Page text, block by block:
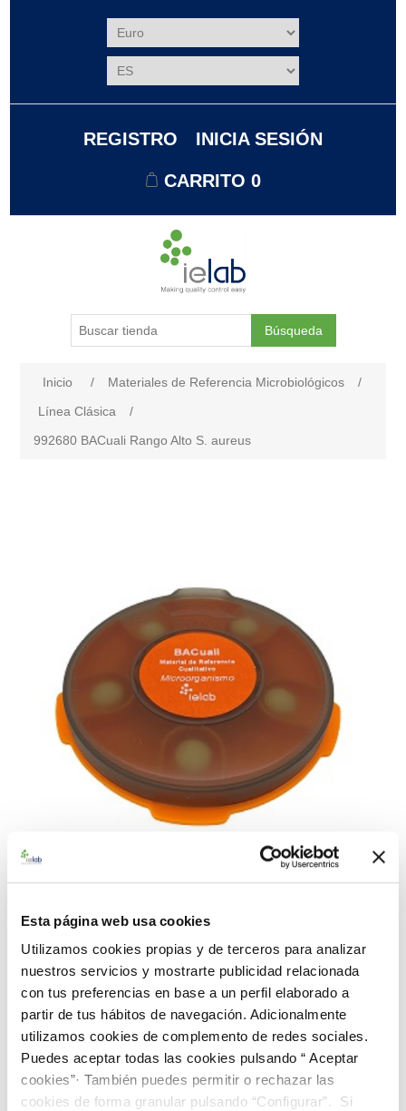
Esta página web usa cookies
Utilizamos cookies propias y de terceros para analizar
nuestros servicios y mostrarte publicidad relacionada
con tus preferencias en base a un perfil elaborado a
partir de tus hábitos de navegación. Adicionalmente
utilizamos cookies de complemento de redes sociales.
Puedes aceptar todas las cookies pulsando “ Aceptar
cookies”· También puedes permitir o rechazar las
cookies de forma granular pulsando “Configurar”. Si
REGISTRO INICIA SESIÓN
CARRITO 0
Búsqueda
Inicio / Materiales de Referencia Microbiológicos
/
Línea Clásica
/
992680 BACuali Rango Alto S. aureus
992680 BACuali Rango Alto
S. aureus
Material de referencia microbiológico cualitativo de
Staphylococcus aureus. Suministrado en un dispensador
BACuali de 5 pastillas
91,00 €